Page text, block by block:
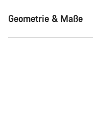
Geometrie & Maße